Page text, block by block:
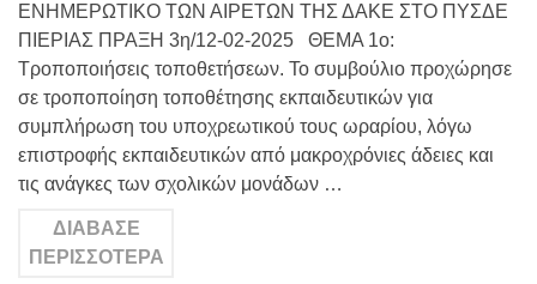
ΕΝΗΜΕΡΩΤΙΚΟ ΤΩΝ ΑΙΡΕΤΩΝ ΤΗΣ ΔΑΚΕ ΣΤΟ ΠΥΣΔΕ
ΠΙΕΡΙΑΣ ΠΡΑΞΗ 3η/12-02-2025 ΘΕΜΑ 1ο:
Τροποποιήσεις τοποθετήσεων. Το συμβούλιο προχώρησε
σε τροποποίηση τοποθέτησης εκπαιδευτικών για
συμπλήρωση του υποχρεωτικού τους ωραρίου, λόγω
επιστροφής εκπαιδευτικών από μακροχρόνιες άδειες και
τις ανάγκες των σχολικών μονάδων …
ΔΙΆΒΑΣΕ
ΠΕΡΙΣΣΌΤΕΡΑ